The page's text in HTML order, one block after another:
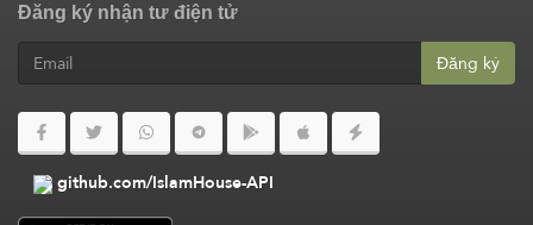
Đăng ký nhận tư điện tử
Đăng ký
github.com/IslamHouse-API